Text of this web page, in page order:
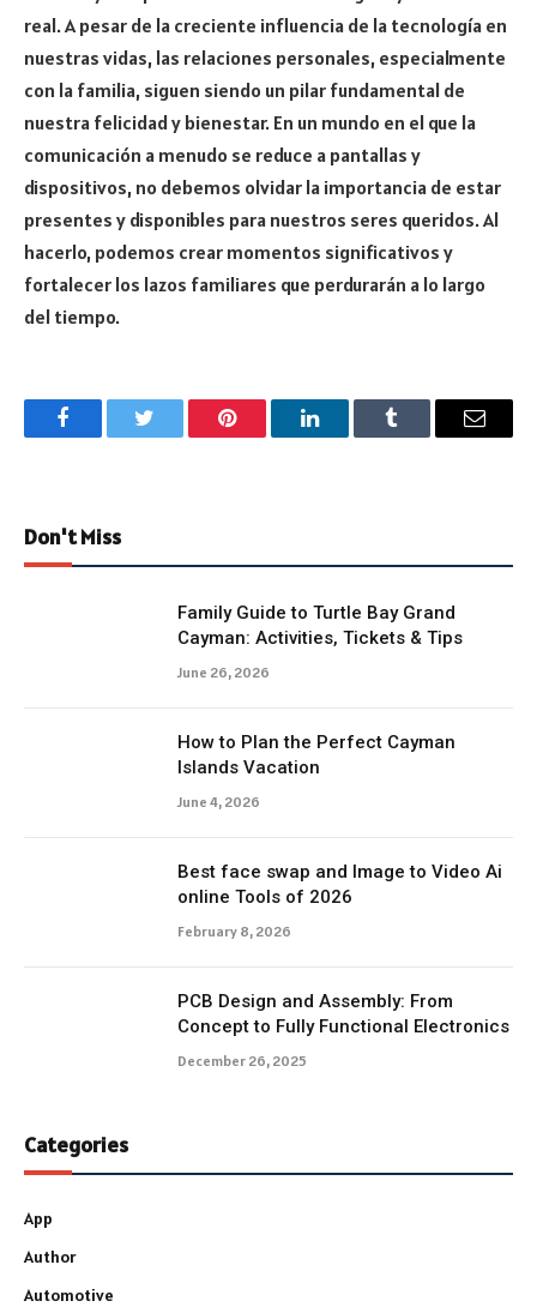
real. A pesar de la creciente influencia de la tecnología en
nuestras vidas, las relaciones personales, especialmente
con la familia, siguen siendo un pilar fundamental de
nuestra felicidad y bienestar. En un mundo en el que la
comunicación a menudo se reduce a pantallas y
dispositivos, no debemos olvidar la importancia de estar
presentes y disponibles para nuestros seres queridos. Al
hacerlo, podemos crear momentos significativos y
fortalecer los lazos familiares que perdurarán a lo largo
del tiempo.
FacebookTwitter Pinterest LinkedInTumblr Email
Don't Miss
Family Guide to Turtle Bay Grand
Cayman: Activities, Tickets & Tips
June 26, 2026
How to Plan the Perfect Cayman
Islands Vacation
June 4, 2026
Best face swap and Image to Video Ai
online Tools of 2026
February 8, 2026
PCB Design and Assembly: From
Concept to Fully Functional Electronics
December 26, 2025
Categories
App
Author
Automotive